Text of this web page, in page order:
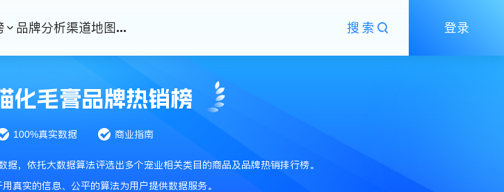
品牌分析渠道地图 ... 搜索 登录
化毛膏品牌热销榜
100%真实数据 商业指南
，依托大数据算法评选出多个宠业相关类目的商品及品牌热销排行榜。
真实的信息、公平的算法为用户提供数据服务。
猫零食 猫冻干零食 狗零食
鱼缸 宠物服饰 猫狗窝、笼